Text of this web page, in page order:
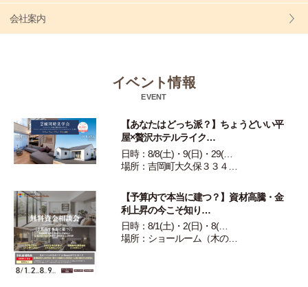
会社案内
イベント情報
EVENT
【あなたはどっち派？】ちょうどいい平
屋×贅沢ホテルライク…
日時：8/8(土)・9(日)・29(…
場所：吉岡町大久保３３４…
【予算内で本当に建つ？】資材高騰・金
利上昇の今こそ知り…
日時：8/1(土)・2(日)・8(…
場所：ショールーム（木の…